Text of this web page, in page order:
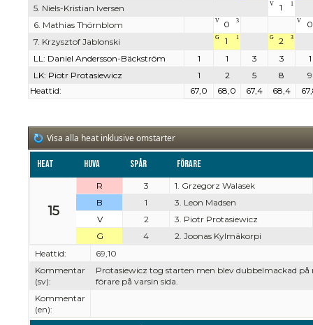
5. Niels-Kristian Iversen
V 1 1
6. Mathias Thörnblom V 0 3 V
0
7. Krzysztof Jablonski
G 1 1 G 2 3
LL: Daniel Andersson-Bäckström 1 1 3 3
1
LK: Piotr Protasiewicz
1 2 5 8
9
Heattid:
67,0 68,0 67,4 68,4
Visa alla heat inklusive omstarter
Heat Huva Spår Förare
15
R 3
1. Grzegorz Walasek
B
1
3. Leon Madsen
V
2
3. Piotr Protasiewicz
G
4
2. Joonas Kylmäkorpi
Heattid:
69,10
Kommentar
(sv):
Protasiewicz tog starten men blev dubbelmackad
förare på varsin sida.
Kommentar
(en):